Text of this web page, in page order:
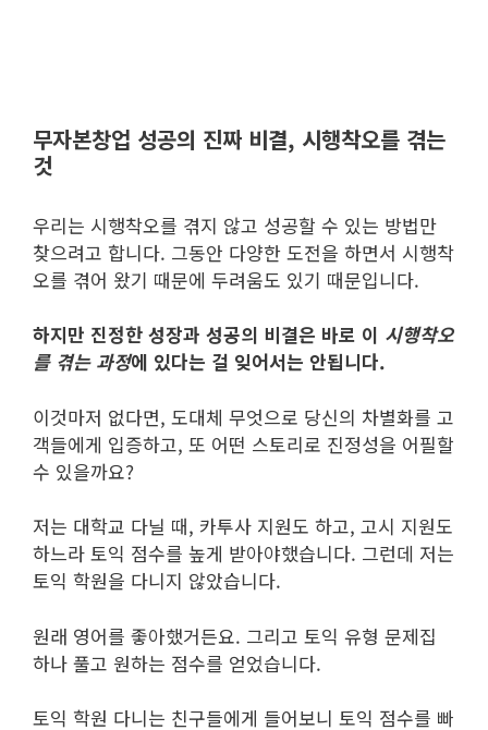
무자본창업 성공의 진짜 비결, 시행착오를 겪는
것
우리는 시행착오를 겪지 않고 성공할 수 있는 방법만
찾으려고 합니다. 그동안 다양한 도전을 하면서 시행착
오를 겪어 왔기 때문에 두려움도 있기 때문입니다.
하지만 진정한 성장과 성공의 비결은 바로 이 시행착오
를 겪는 과정에 있다는 걸 잊어서는 안됩니다.
이것마저 없다면, 도대체 무엇으로 당신의 차별화를 고
객들에게 입증하고, 또 어떤 스토리로 진정성을 어필할
수 있을까요?
저는 대학교 다닐 때, 카투사 지원도 하고, 고시 지원도
하느라 토익 점수를 높게 받아야했습니다. 그런데 저는
토익 학원을 다니지 않았습니다.
원래 영어를 좋아했거든요. 그리고 토익 유형 문제집
하나 풀고 원하는 점수를 얻었습니다.
토익 학원 다니는 친구들에게 들어보니 토익 점수를 빠